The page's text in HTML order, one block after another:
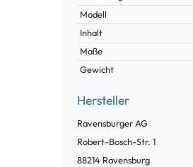
Modell
Inhalt
Maße
Gewicht
Hersteller
Ravensburger AG
Robert-Bosch-Str. 1
88214 Ravensburg